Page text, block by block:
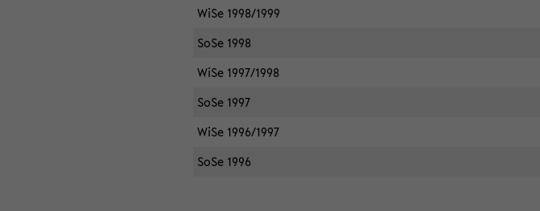
WiSe 1998/1999
SoSe 1998
WiSe 1997/1998
SoSe 1997
WiSe 1996/1997
SoSe 1996